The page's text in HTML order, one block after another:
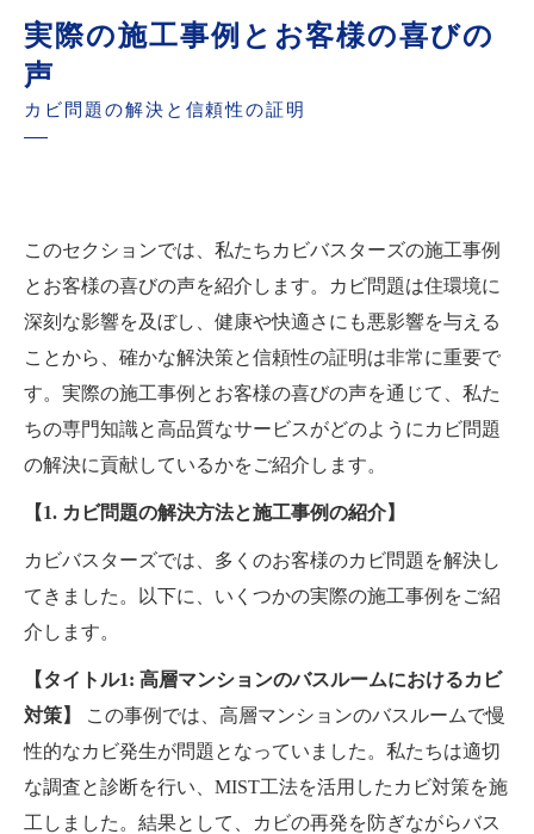
実際の施工事例とお客様の喜びの
声
カビ問題の解決と信頼性の証明
このセクションでは、私たちカビバスターズの施工事例
とお客様の喜びの声を紹介します。カビ問題は住環境に
深刻な影響を及ぼし、健康や快適さにも悪影響を与える
ことから、確かな解決策と信頼性の証明は非常に重要で
す。実際の施工事例とお客様の喜びの声を通じて、私た
ちの専門知識と高品質なサービスがどのようにカビ問題
の解決に貢献しているかをご紹介します。
【1. カビ問題の解決方法と施工事例の紹介】
カビバスターズでは、多くのお客様のカビ問題を解決し
てきました。以下に、いくつかの実際の施工事例をご紹
介します。
【タイトル1: 高層マンションのバスルームにおけるカビ
対策】
この事例では、高層マンションのバスルームで慢
性的なカビ発生が問題となっていました。私たちは適切
な調査と診断を行い、MIST工法を活用したカビ対策を施
工しました。結果として、カビの再発を防ぎながらバス